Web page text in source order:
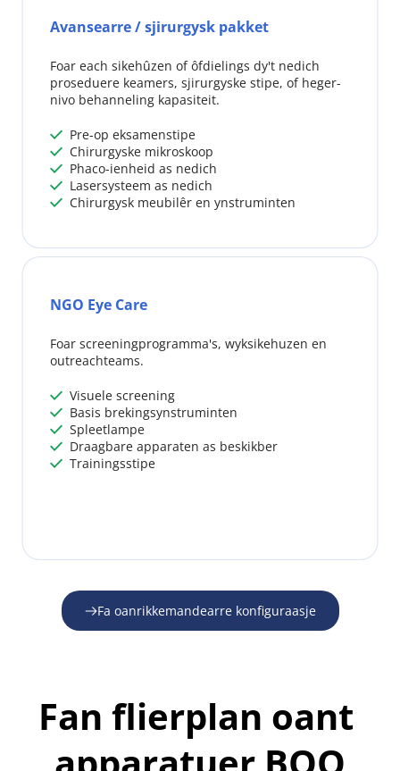
Avansearre / sjirurgysk pakket
Foar each sikehûzen of ôfdielings dy't nedich
proseduere keamers, sjirurgyske stipe, of heger-
nivo behanneling kapasiteit.
 Pre-op eksamenstipe
 Chirurgyske mikroskoop
 Phaco-ienheid as nedich
 Lasersysteem as nedich
 Chirurgysk meubilêr en ynstruminten
NGO Eye Care
Foar screeningprogramma's, wyksikehuzen en
outreachteams.
 Visuele screening
 Basis brekingsynstruminten
 Spleetlampe
 Draagbare apparaten as beskikber
 Trainingsstipe
Fa oanrikkemandearre konfiguraasje
Fan flierplan oant